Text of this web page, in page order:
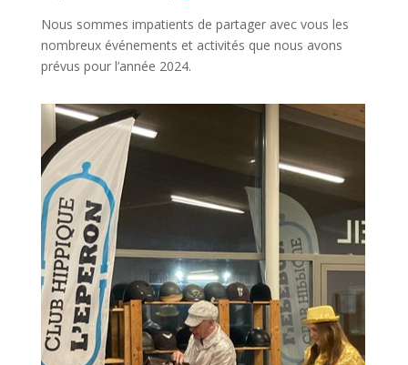
Nous sommes impatients de partager avec vous les
nombreux événements et activités que nous avons
prévus pour l’année 2024.